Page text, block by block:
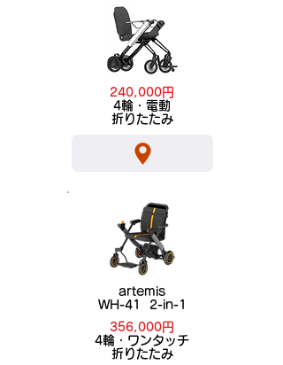
240,000円
​4輪・電動
折りたたみ
artemis
WH-41 2-in-1
356,000円
​4輪・ワンタッチ
折りたたみ